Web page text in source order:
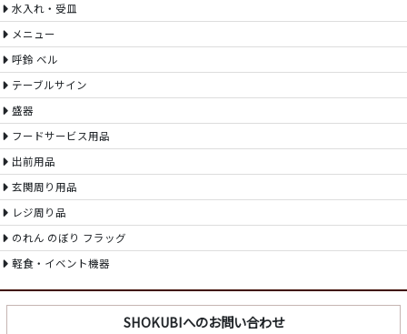
水入れ・受皿
メニュー
呼鈴 ベル
テーブルサイン
盛器
フードサービス用品
出前用品
玄関周り用品
レジ周り品
のれん のぼり フラッグ
軽食・イベント機器
SHOKUBIへのお問い合わせ